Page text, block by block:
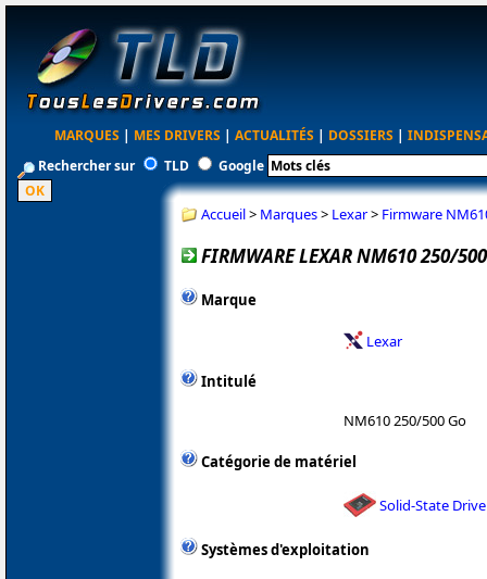
MARQUES | MES DRIVERS | ACTUALITÉS | DOSSIERS |
Rechercher sur
TLD Google
Accueil> Marques> Lexar> Firmware
FIRMWARE LEXAR NM610 250/
Marque
Lexar
Intitulé
NM610 250/500 Go
Catégorie de matériel
Solid-State Drive
Systèmes d'exploitation